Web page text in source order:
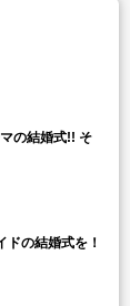
の結婚式!! そ
の結婚式を！